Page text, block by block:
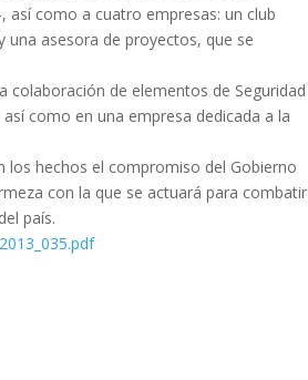
así como a cuatro empresas: un club
asesora de proyectos, que se
colaboración de elementos de Seguridad
como en una empresa dedicada a la
los hechos el compromiso del Gobierno
con la que se actuará para combatir
país.